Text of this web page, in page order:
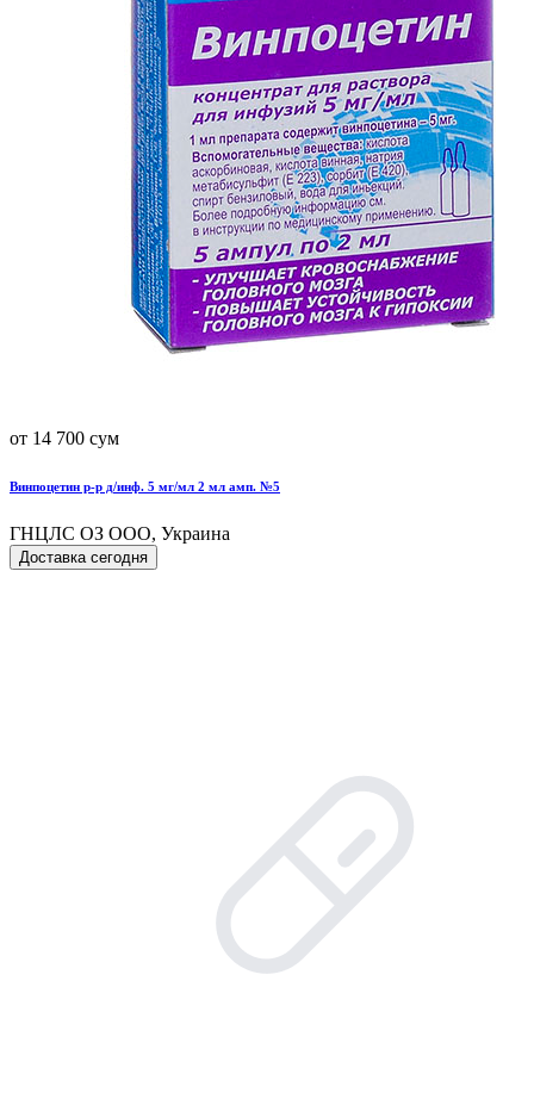
от 14 700 сум
Винпоцетин р-р д/инф. 5 мг/мл 2 мл амп. №5
ГНЦЛС ОЗ ООО, Украина
Доставка сегодня